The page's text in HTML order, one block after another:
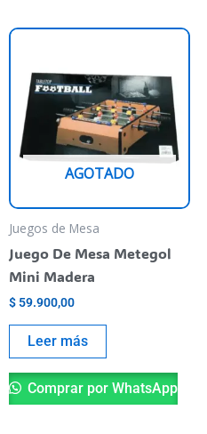
AGOTADO
Juegos de Mesa
Juego De Mesa Metegol
Mini Madera
$ 59.900,00
Leer más
Comprar por WhatsApp